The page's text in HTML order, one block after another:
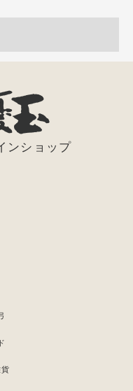
ンショップ